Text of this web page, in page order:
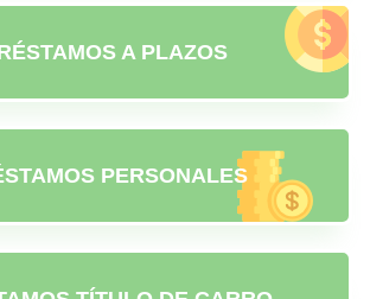
A PLAZOS
PERSONALES